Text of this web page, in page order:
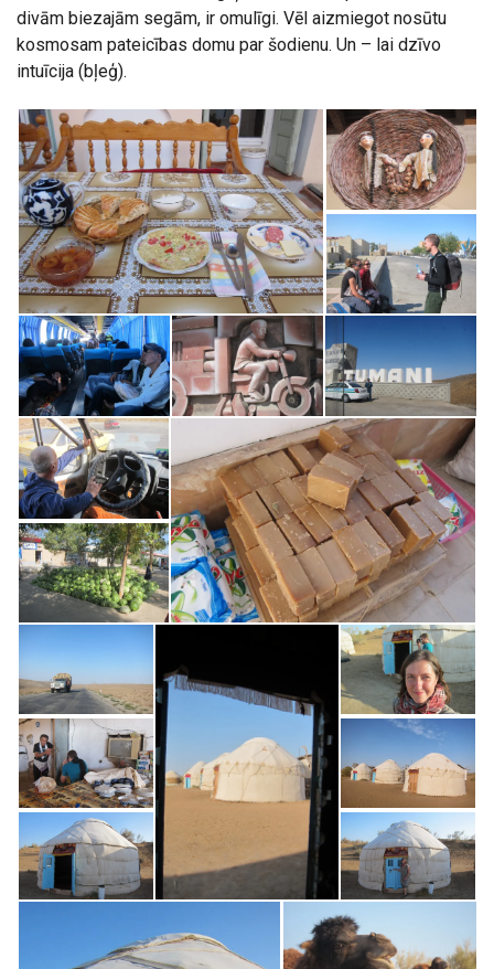
divām biezajām segām, ir omulīgi. Vēl aizmiegot nosūtu
kosmosam pateicības domu par šodienu. Un – lai dzīvo
intuīcija (bļeģ).